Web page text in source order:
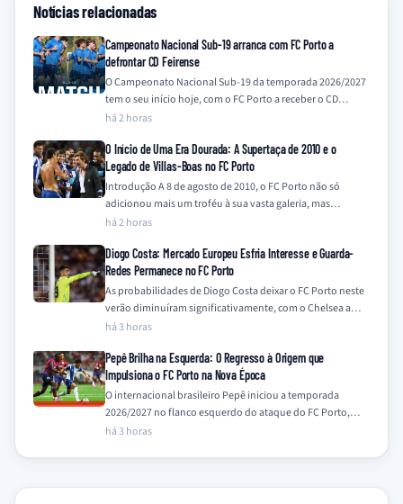
Notícias relacionadas
Campeonato Nacional Sub-19 arranca com FC Porto a
defrontar CD Feirense
O Campeonato Nacional Sub-19 da temporada 2026/2027
tem o seu início hoje, com o FC Porto a receber o CD
Feirense no…
há 2 horas
O Início de Uma Era Dourada: A Supertaça de 2010 e o
Legado de Villas-Boas no FC Porto
Introdução A 8 de agosto de 2010, o FC Porto não só
adicionou mais um troféu à sua vasta galeria, mas
também…
há 2 horas
Diogo Costa: Mercado Europeu Esfria Interesse e Guarda-
Redes Permanece no FC Porto
As probabilidades de Diogo Costa deixar o FC Porto neste
verão diminuíram significativamente, com o Chelsea a
descartar o interesse e outros…
há 3 horas
Pepê Brilha na Esquerda: O Regresso à Origem que
Impulsiona o FC Porto na Nova Época
O internacional brasileiro Pepê iniciou a temporada
2026/2027 no flanco esquerdo do ataque do FC Porto,
uma posição onde demonstra particular à-vontade,…
há 3 horas